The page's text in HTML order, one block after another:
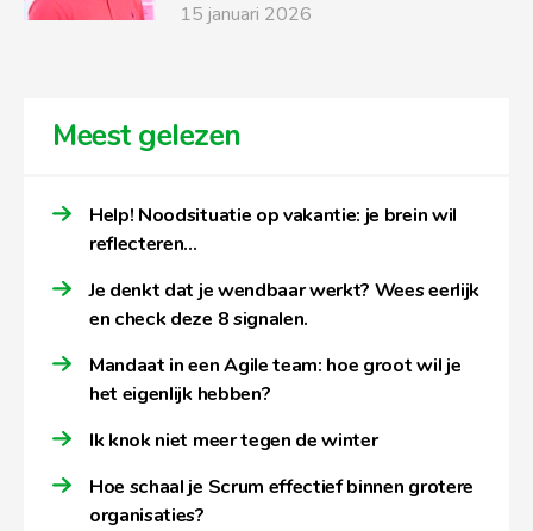
15 januari 2026
Meest gelezen
Help! Noodsituatie op vakantie: je brein wil
reflecteren…
Je denkt dat je wendbaar werkt? Wees eerlijk
en check deze 8 signalen.
Mandaat in een Agile team: hoe groot wil je
het eigenlijk hebben?
Ik knok niet meer tegen de winter
Hoe schaal je Scrum effectief binnen grotere
organisaties?